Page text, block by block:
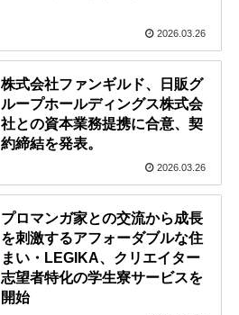
2026.03.26
株式会社ファンギルド、日販グ
ループホールディングス株式会
社との資本業務提携に合意、契
約締結を発表。
2026.03.26
プロマンガ家との交流から成長
を刺激するアフォーダブルな住
まい・LEGIKA、クリエイター
志望者特化の学生寮サービスを
開始